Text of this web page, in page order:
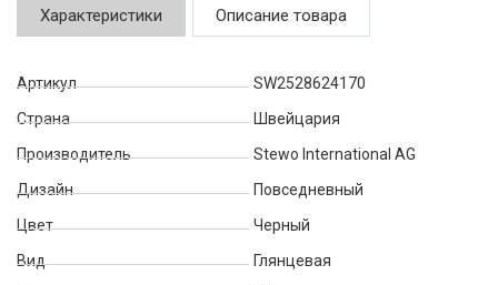
Характеристики Описание товара
Артикул
SW2528624170
Страна
Швейцария
Производитель
Stewo International AG
Дизайн
Повседневный
Цвет
Черный
Вид
Глянцевая